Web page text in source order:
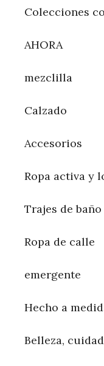
Colecciones
AHORA
mezclilla
Calzado
Accesorios
Ropa activa y
Trajes de baño
Ropa de calle
emergente
Hecho a
Belleza,